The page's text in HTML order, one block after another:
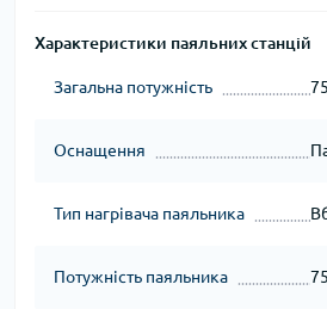
Характеристики паяльних станцій
Загальна потужність
Оснащення
Тип нагрівача паяльника
Потужність паяльника